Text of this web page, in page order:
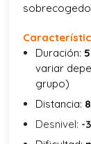
Duración:
variar
grupo)
Distancia:
Desnivel: -